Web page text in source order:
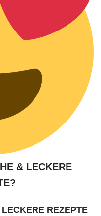
& LECKERE
REZEPTE